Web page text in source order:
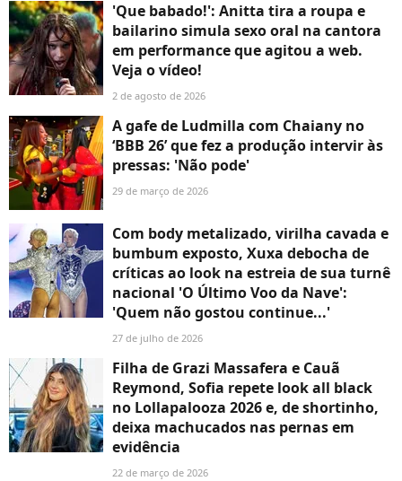
'Que babado!': Anitta tira a roupa e
bailarino simula sexo oral na cantora
em performance que agitou a web.
Veja o vídeo!
2 de agosto de 2026
A gafe de Ludmilla com Chaiany no
‘BBB 26’ que fez a produção intervir às
pressas: 'Não pode'
29 de março de 2026
Com body metalizado, virilha cavada e
bumbum exposto, Xuxa debocha de
críticas ao look na estreia de sua turnê
nacional 'O Último Voo da Nave':
'Quem não gostou continue...'
27 de julho de 2026
Filha de Grazi Massafera e Cauã
Reymond, Sofia repete look all black
no Lollapalooza 2026 e, de shortinho,
deixa machucados nas pernas em
evidência
22 de março de 2026